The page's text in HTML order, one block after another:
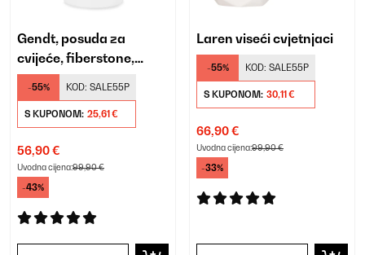
Gendt, posuda za
cvijeće, fiberstone,
interijer/eksterijer
-55% KOD: SALE55P
S KUPONOM: 25,61 €
56,90 €
Uvodna cijena:99,90 €
-43%
Laren viseći cvjetnjaci
-55% KOD: SALE55P
S KUPONOM: 30,11 €
66,90 €
Uvodna cijena:99,90 €
-33%